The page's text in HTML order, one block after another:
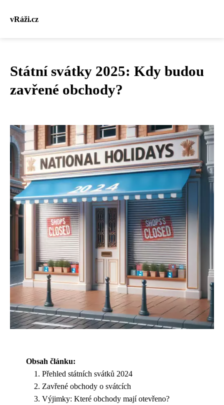
vRáži.cz
Státní svátky 2025: Kdy budou
zavřené obchody?
Obsah článku:
Přehled státních svátků 2024
Zavřené obchody o svátcích
Výjimky: Které obchody mají otevřeno?